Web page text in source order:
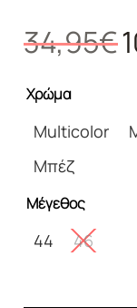
34,95€
Χρώμα
Multicolor
Μπέζ
Μέγεθος
44 46